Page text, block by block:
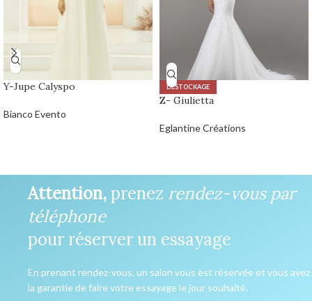
Y-Jupe Calyspo
Bianco Evento
DÉSTOCKAGE
Z- Giulietta
Eglantine Créations
Attention,prenez rendez-vous par
téléphone
pour réserver un essayage
En prenant rendez-vous, un salon vous est réservée et vous avez
la garantie de faire votre essayage le jour souhaité.